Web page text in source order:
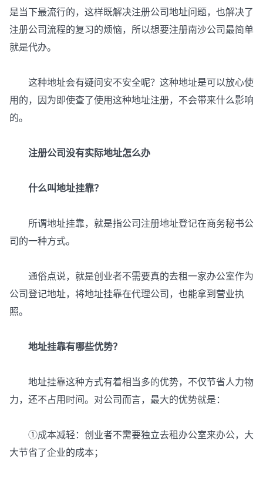
是当下最流行的，这样既解决注册公司地址问题，也解决了
注册公司流程的复习的烦恼，所以想要注册南沙公司最简单
就是代办。
这种地址会有疑问安不安全呢？这种地址是可以放心使
用的，因为即使查了使用这种地址注册，不会带来什么影响
的。
注册公司没有实际地址怎么办
什么叫地址挂靠？
所谓地址挂靠，就是指公司注册地址登记在商务秘书公
司的一种方式。
通俗点说，就是创业者不需要真的去租一家办公室作为
公司登记地址，将地址挂靠在代理公司，也能拿到营业执
照。
地址挂靠有哪些优势？
地址挂靠这种方式有着相当多的优势，不仅节省人力物
力，还不占用时间。对公司而言，最大的优势就是：
①成本减轻：创业者不需要独立去租办公室来办公，大
大节省了企业的成本；